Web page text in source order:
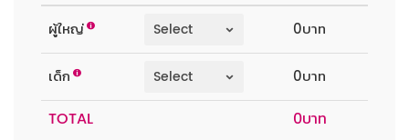
TOTAL
ผู้ใหญ่ 0บาท
เด็ก 0บาท